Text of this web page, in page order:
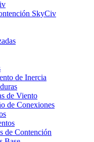
SkyCiv
de Inercia
de Viento
de Conexiones
de Contención